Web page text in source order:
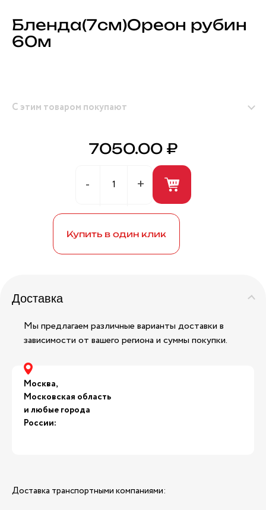
Бленда(7см)Ореон рубин
60м
С этим товаром покупают
Герметик универсальный (белый) 280мл ANDRE
BROS
7050.00 ₽
Купить в один клик
Доставка
Мы предлагаем различные варианты доставки в
зависимости от вашего региона и суммы покупки.
Москва,
Московская область
и любые города
России:
Доставка транспортными компаниями: